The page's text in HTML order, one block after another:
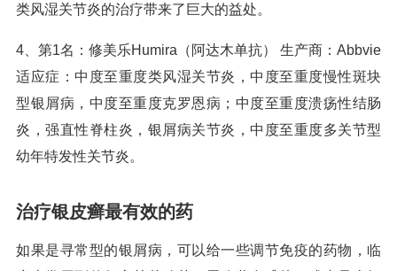
类风湿关节炎的治疗带来了巨大的益处。
4、第1名：修美乐Humira（阿达木单抗） 生产商：Abbvie
适应症：中度至重度类风湿关节炎，中度至重度慢性斑块
型银屑病，中度至重度克罗恩病；中度至重度溃疡性结肠
炎，强直性脊柱炎，银屑病关节炎，中度至重度多关节型
幼年特发性关节炎。
治疗银皮癣最有效的药
如果是寻常型的银屑病，可以给一些调节免疫的药物，临